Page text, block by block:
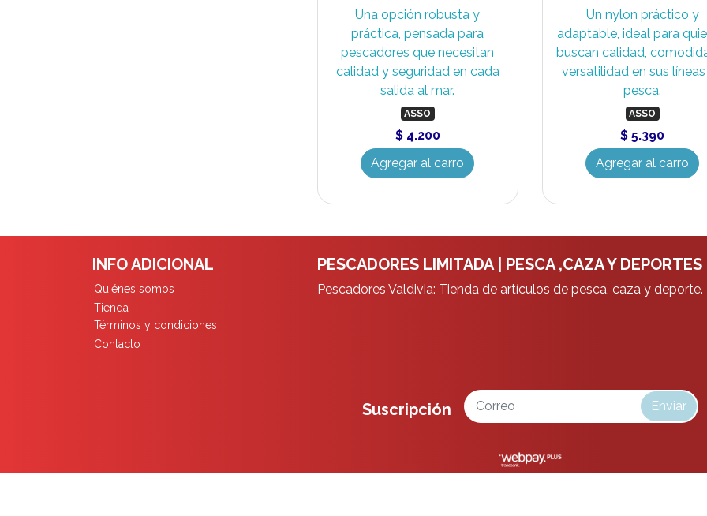
Una opción robusta y
práctica, pensada para
pescadores que necesitan
calidad y seguridad en cada
salida al mar.
ASSO
$ 4.200
Agregar al carro
Un nylon práctico y
adaptable, ideal para
buscan calidad,
versatilidad en sus
pesca.
ASSO
$ 5.390
Agregar al carro
INFO ADICIONAL
Quiénes somos
Tienda
Términos y condiciones
Contacto
PESCADORES LIMITADA | PESCA ,CAZA Y DEPORTES
Pescadores Valdivia: Tienda de artículos de pesca, caza y deporte.
Suscripción Enviar